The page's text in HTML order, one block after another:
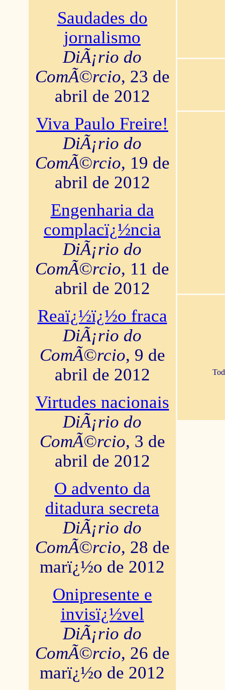
Saudades do
jornalismo
DiÃ¡rio do
ComÃ©rcio, 23 de
abril de 2012
Viva Paulo Freire!
DiÃ¡rio do
ComÃ©rcio, 19 de
abril de 2012
Engenharia da
complacï¿½ncia
DiÃ¡rio do
ComÃ©rcio, 11 de
abril de 2012
Reaï¿½ï¿½o fraca
DiÃ¡rio do
ComÃ©rcio, 9 de
abril de 2012
Virtudes nacionais
DiÃ¡rio do
ComÃ©rcio, 3 de
abril de 2012
O advento da
ditadura secreta
DiÃ¡rio do
ComÃ©rcio, 28 de
marï¿½o de 2012
Onipresente e
invisï¿½vel
DiÃ¡rio do
ComÃ©rcio, 26 de
marï¿½o de 2012